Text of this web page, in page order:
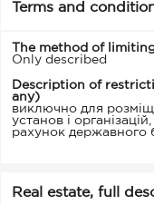
Terms and
The method of
Only described
Description of
any)
виключно для
установ і
рахунок державного
Real estate, full